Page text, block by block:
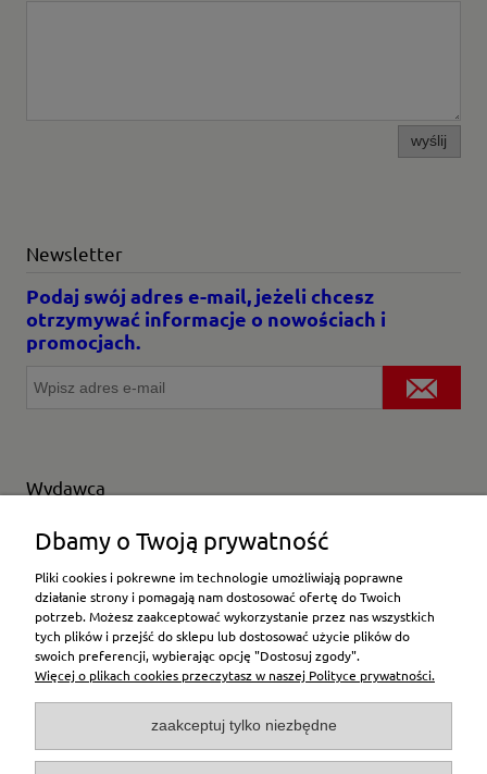
wyślij
Newsletter
Podaj swój adres e-mail, jeżeli chcesz
otrzymywać informacje o nowościach i
promocjach.
Wydawca
Wybierz producenta
Moje konto
Płatności i dostawa
Pomoc
Dbamy o Twoją prywatność
Pliki cookies i pokrewne im technologie umożliwiają poprawne
działanie strony i pomagają nam dostosować ofertę do Twoich
potrzeb. Możesz zaakceptować wykorzystanie przez nas wszystkich
tych plików i przejść do sklepu lub dostosować użycie plików do
swoich preferencji, wybierając opcję "Dostosuj zgody".
Więcej o plikach cookies przeczytasz w naszej Polityce prywatności.
zaakceptuj tylko niezbędne